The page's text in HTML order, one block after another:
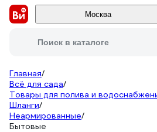
Москва
Поиск в каталоге
Главная/
Всё для сада/
Товары для полива и
Шланги/
Неармированные/
Бытовые